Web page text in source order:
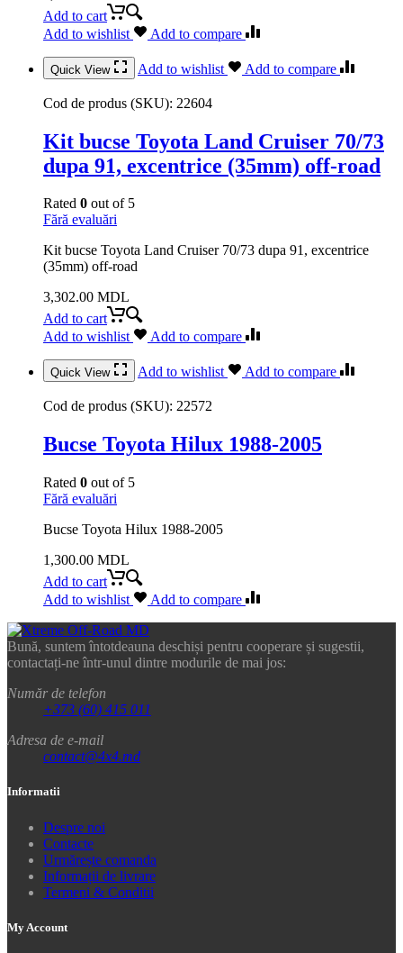
Add to cart
Add to wishlist
Add to compare
Quick View Add to wishlist Add to compare
Cod de produs (SKU): 22604
Kit bucse Toyota Land Cruiser 70/73
dupa 91, excentrice (35mm) off-road
Rated 0 out of 5
Fără evaluări
Kit bucse Toyota Land Cruiser 70/73 dupa 91, excentrice
(35mm) off-road
3,302.00 MDL
Add to cart
Add to wishlist
Add to compare
Quick View Add to wishlist Add to compare
Cod de produs (SKU): 22572
Bucse Toyota Hilux 1988-2005
Rated 0 out of 5
Fără evaluări
Bucse Toyota Hilux 1988-2005
1,300.00 MDL
Add to cart
Add to wishlist
Add to compare
Bună, suntem întotdeauna deschiși pentru cooperare și sugestii,
contactați-ne într-unul dintre modurile de mai jos:
Număr de telefon
+373 (60) 415 011
Adresa de e-mail
contact@4x4.md
Informatii
Despre noi
Contacte
Urmărește comanda
Informații de livrare
Termeni & Conditii
My Account